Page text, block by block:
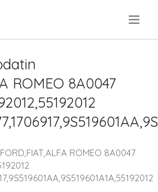
ROMEO 8A0047
ROMEO 8A0047